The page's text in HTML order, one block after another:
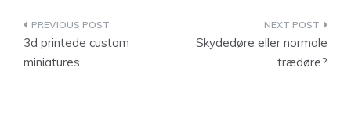
Indlægsnavigation
3d printede custom
miniatures
Skydedøre eller normale
trædøre?